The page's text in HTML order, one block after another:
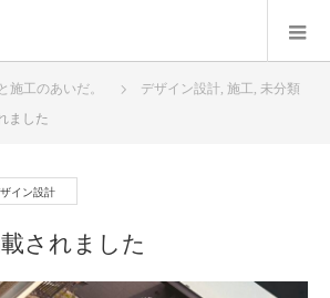
施工のあいだ。 デザイン設計, 施工, 未分類
ました
イン設計
されました